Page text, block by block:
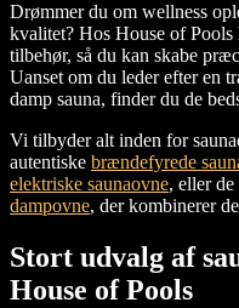
Drømmer du om wellness
kvalitet? Hos House of Pools
tilbehør, så du kan skabe
Uanset om du leder efter en
damp sauna, finder du de
Vi tilbyder alt inden for
autentiske brændefyrede
elektriske saunaovne, eller de
dampovne, der kombinerer
Stort udvalg af
House of Pools